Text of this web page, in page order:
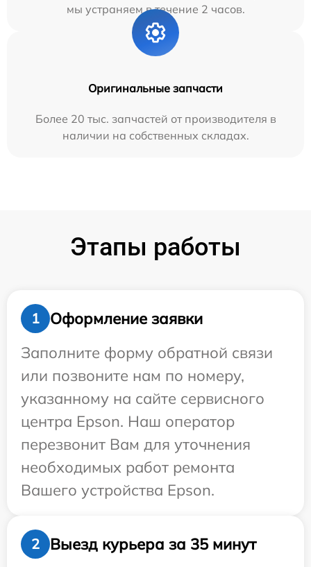
мы устраняем в течение 2 часов.
Оригинальные запчасти
Более 20 тыс. запчастей от производителя в
наличии на собственных складах.
Этапы работы
1
Оформление заявки
Заполните форму обратной связи
или позвоните нам по номеру,
указанному на сайте сервисного
центра Epson. Наш оператор
перезвонит Вам для уточнения
необходимых работ ремонта
Вашего устройства Epson.
2 Выезд курьера за 35 минут